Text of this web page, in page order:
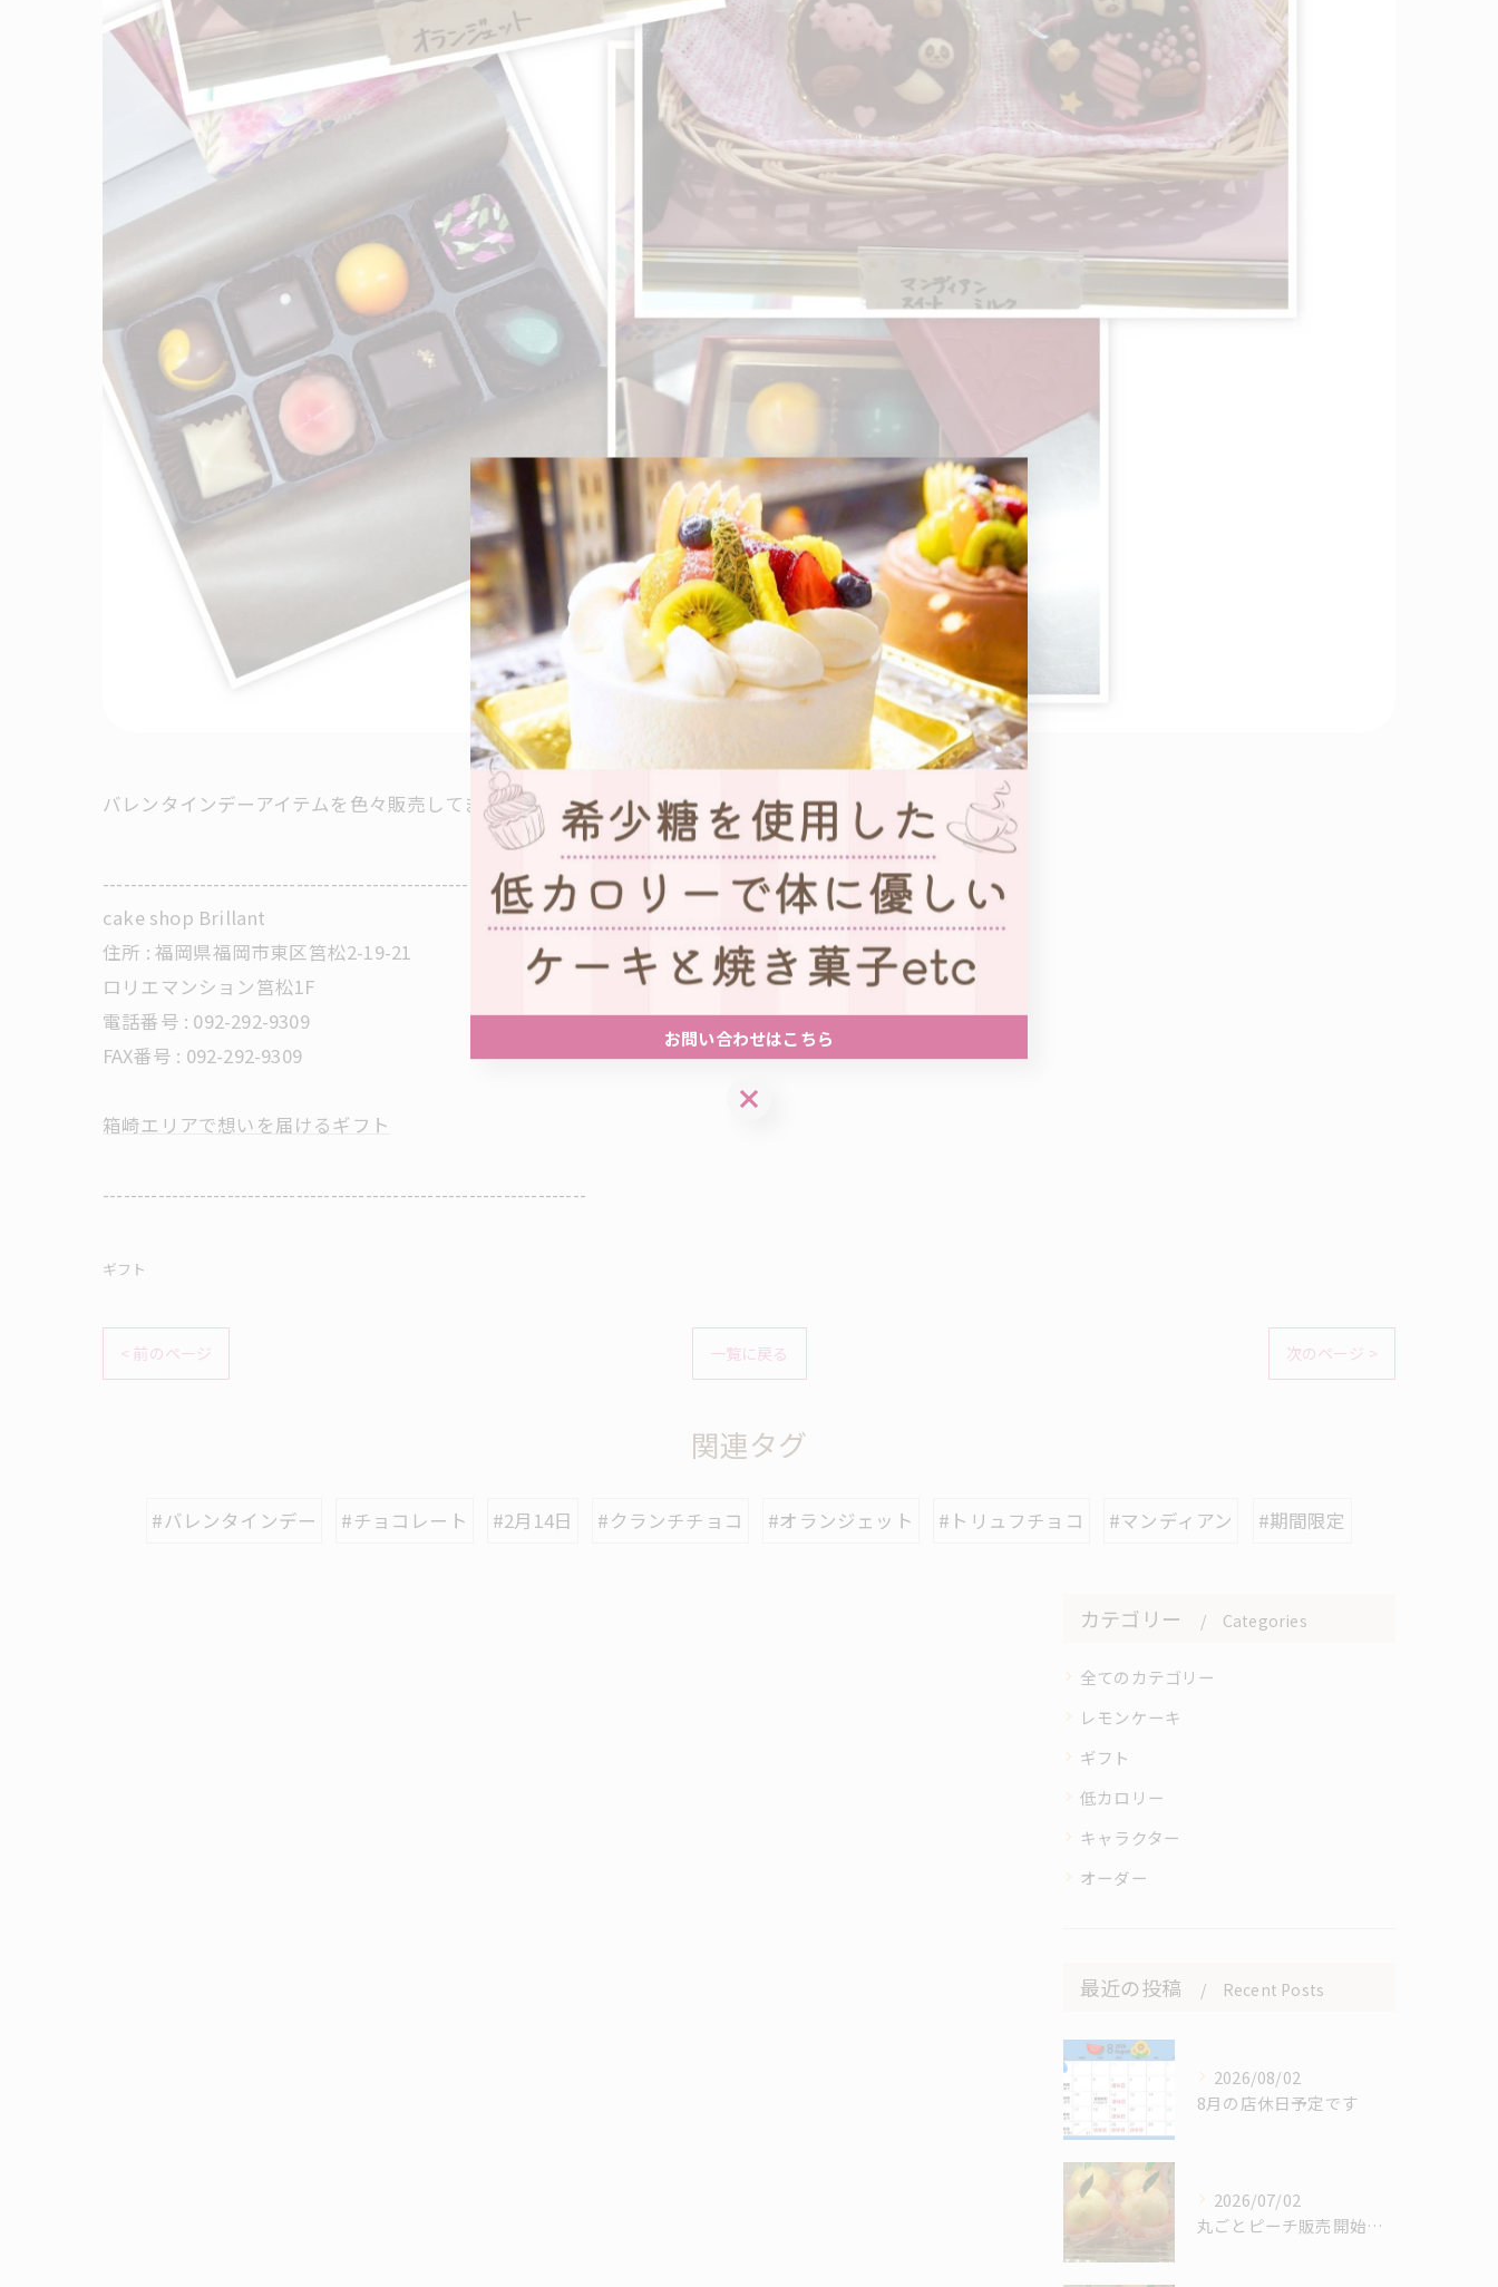
バレンタインデーアイテムを色々販売してます
----------------------------------------------------------------------
cake shop Brillant
住所 : 福岡県福岡市東区筥松2-19-21
ロリエマンション筥松1F
電話番号 : 092-292-9309
FAX番号 : 092-292-9309
箱崎エリアで想いを届けるギフト
----------------------------------------------------------------------
ギフト
< 前のページ 一覧に戻る 次のページ >
関連タグ
#バレンタインデー #チョコレート #2月14日 #クランチチョコ #オランジェット #トリュフチョコ #マンディアン #期間限定
カテゴリー Categories
全てのカテゴリー
レモンケーキ
ギフト
低カロリー
キャラクター
オーダー
最近の投稿 Recent Posts
2026/08/02
8月の店休日予定です
2026/07/02
丸ごとピーチ販売開始しました
お問い合わせはこちら
お問い合わせはこちら